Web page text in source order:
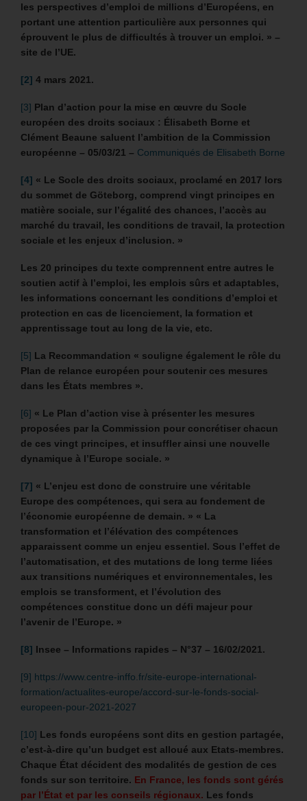
les perspectives d’emploi de millions d’Européens, en
portant une attention particulière aux personnes qui
éprouvent le plus de difficultés à trouver un emploi. » –
site de l’UE.
[2] 4 mars 2021.
[3] Plan d’action pour la mise en œuvre du Socle
européen des droits sociaux : Élisabeth Borne et
Clément Beaune saluent l’ambition de la Commission
européenne – 05/03/21 – Communiqués de Elisabeth Borne
[4] « Le Socle des droits sociaux, proclamé en 2017 lors
du sommet de Göteborg, comprend vingt principes en
matière sociale, sur l’égalité des chances, l’accès au
marché du travail, les conditions de travail, la protection
sociale et les enjeux d’inclusion. »
Les 20 principes du texte comprennent entre autres le
soutien actif à l’emploi, les emplois sûrs et adaptables,
les informations concernant les conditions d’emploi et
protection en cas de licenciement, la formation et
apprentissage tout au long de la vie, etc.
[5] La Recommandation « souligne également le rôle du
Plan de relance européen pour soutenir ces mesures
dans les États membres ».
[6] « Le Plan d’action vise à présenter les mesures
proposées par la Commission pour concrétiser chacun
de ces vingt principes, et insuffler ainsi une nouvelle
dynamique à l’Europe sociale. »
[7] « L’enjeu est donc de construire une véritable
Europe des compétences, qui sera au fondement de
l’économie européenne de demain. » « La
transformation et l’élévation des compétences
apparaissent comme un enjeu essentiel. Sous l’effet de
l’automatisation, et des mutations de long terme liées
aux transitions numériques et environnementales, les
emplois se transforment, et l’évolution des
compétences constitue donc un défi majeur pour
l’avenir de l’Europe. »
[8] Insee – Informations rapides – N°37 – 16/02/2021.
[9] https://www.centre-inffo.fr/site-europe-international-
formation/actualites-europe/accord-sur-le-fonds-social-
europeen-pour-2021-2027
[10] Les fonds européens sont dits en gestion partagée,
c’est-à-dire qu’un budget est alloué aux Etats-membres.
Chaque État décident des modalités de gestion de ces
fonds sur son territoire. En France, les fonds sont gérés
par l’État et par les conseils régionaux. Les fonds